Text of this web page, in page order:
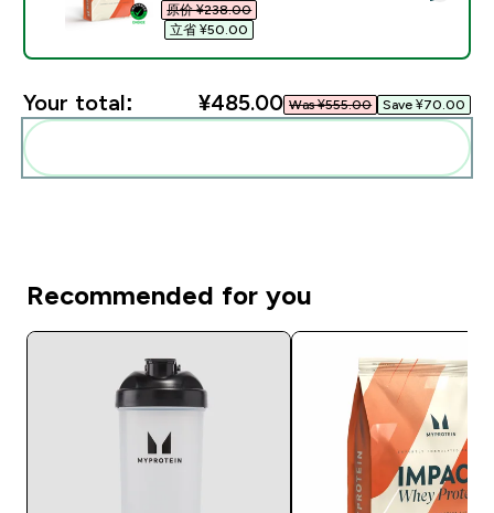
原价 ¥238.00‎
立省 ¥50.00‎
Your total: ¥485.00‎ Was ¥555.00‎ Save ¥70.00‎
Recommended for you